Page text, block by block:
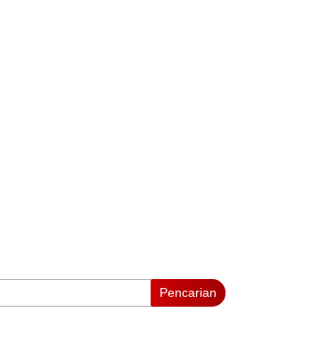
Pencarian